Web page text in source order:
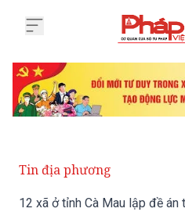
Tin địa phương
12 xã ở tỉnh Cà Mau lập đề án